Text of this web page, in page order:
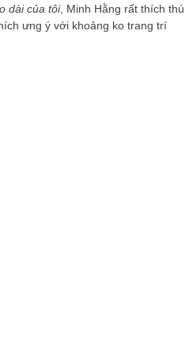
dài của tôi, Minh Hằng rất thích thú
ưng ý với khoảng ko trang trí